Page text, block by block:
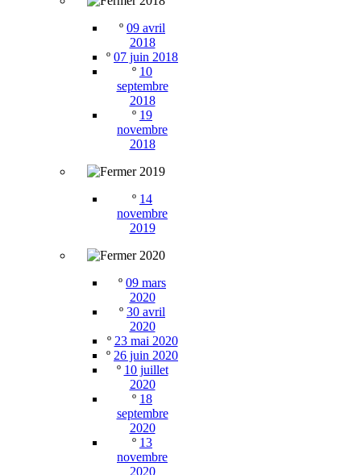
º 09 avril
2018
º 07 juin 2018
º 10
septembre
2018
º 19
novembre
2018
2019
º 14
novembre
2019
2020
º 09 mars
2020
º 30 avril
2020
º 23 mai 2020
º 26 juin 2020
º 10 juillet
2020
º 18
septembre
2020
º 13
novembre
2020